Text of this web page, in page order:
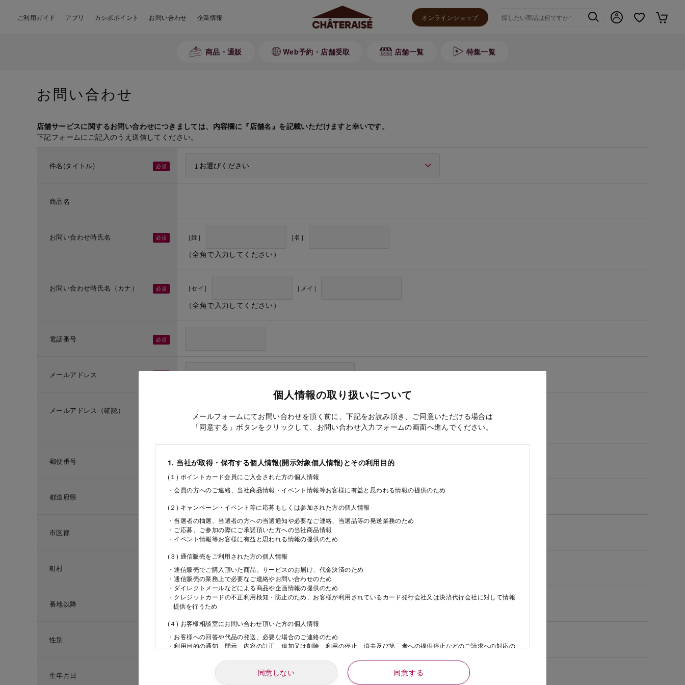
ご利用ガイド アプリ カシポポイント お問い合わせ 企業情報 オンラインショップ
商品・通販 Web予約・店舗受取 店舗一覧 特集一覧
お問い合わせ
店舗サービスに関するお問い合わせにつきましては、内容欄に『店舗名』を記載いただけますと幸いです。
下記フォームにご記入のうえ送信してください。
個人情報の取り扱いについて
メールフォームにてお問い合わせを頂く前に、下記をお読み頂き、ご同意いただける場合は
「同意する」ボタンをクリックして、お問い合わせ入力フォームの画面へ進んでください。
1. 当社が取得・保有する個人情報(開示対象個人情報)とその利用目的
(１) ポイントカード会員にご入会された方の個人情報
・会員の方へのご連絡、当社商品情報・イベント情報等お客様に有益と思われる情報の提供のため
(２) キャンペーン・イベント等に応募もしくは参加された方の個人情報
・当選者の抽選、当選者の方への当選通知や必要なご連絡、当選品等の発送業務のため
・ご応募、ご参加の際にご承諾頂いた方への当社商品情報
・イベント情報等お客様に有益と思われる情報の提供のため
(３) 通信販売をご利用された方の個人情報
・通信販売でご購入頂いた商品、サービスのお届け、代金決済のため
・通信販売の業務上で必要なご連絡やお問い合わせのため
・ダイレクトメールなどによる商品や企画情報の提供のため
・クレジットカードの不正利用検知・防止のため、お客様が利用されているカード発行会社又は決済代行会社に対して情報
提供を行うため
(４) お客様相談室にお問い合わせ頂いた方の個人情報
・お客様への回答や代品の発送、必要な場合のご連絡のため
・利用目的の通知、開示、内容の訂正、追加又は削除、利用の停止、消去及び第三者への提供停止などのご請求への対応の
(５) 当社の採用活動にご応募された方の個人情報
同意しない 同意する
件名(タイトル)
商品名
お問い合わせ時氏名 ［姓］ ［名］
（全角で入力してください）
お問い合わせ時氏名（カナ） ［セイ］ ［メイ］
（全角で入力してください）
電話番号
メールアドレス
メールアドレス（確認）
（メールアドレス確認のため再度入力をお願いします）
郵便番号
都道府県
市区郡
町村
番地以降
性別
生年月日 年